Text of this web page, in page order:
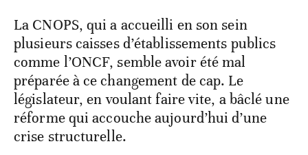
La CNOPS, qui a accueilli en son sein
plusieurs caisses d’établissements publics
comme l’ONCF, semble avoir été mal
préparée à ce changement de cap. Le
législateur, en voulant faire vite, a bâclé une
réforme qui accouche aujourd’hui d’une
crise structurelle.